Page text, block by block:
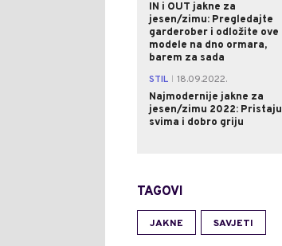
IN i OUT jakne za
jesen/zimu: Pregledajte
garderober i odložite ove
modele na dno ormara,
barem za sada
STIL
18.09.2022.
Najmodernije jakne za
jesen/zimu 2022: Pristaju
svima i dobro griju
TAGOVI
JAKNE SAVJETI